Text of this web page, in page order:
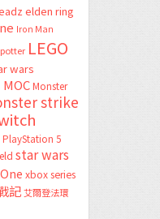
elden ring
Iron Man
LEGO
wars
MOC Monster
strike
PlayStation 5
star wars
xbox series
記艾爾登法環